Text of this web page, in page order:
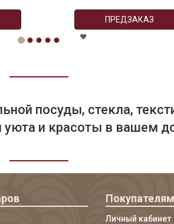
ПРЕДЗАКАЗ
посуды, стекла,
уюта и красоты в вашем
Покупателям
Личный кабинет